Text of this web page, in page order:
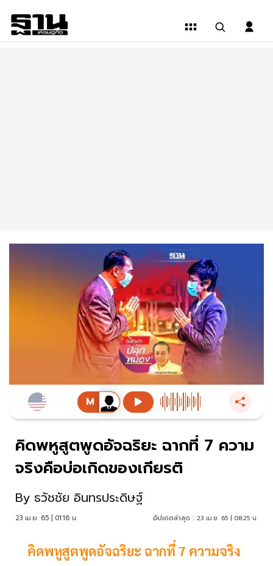
คิดพหูสูตพูดอัจฉริยะ ฉากที่ 7 ความ
จริงคือบ่อเกิดของเกียรติ
By ธวัชชัย อินทรประดิษฐ์
23 เม.ย. 65 | 01:16 น. อัปเดตล่าสุด : 23 เม.ย. 65 | 08:25 น.
คิดพหูสูตพูดอัจฉริยะ ฉากที่ 7 ความจริง